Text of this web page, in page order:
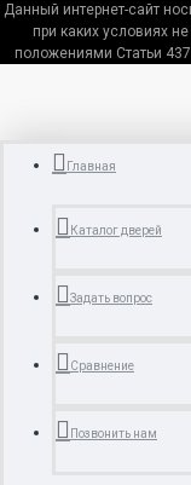
Данный интернет-сайт
при каких условиях
положениями Статьи
Главная
Каталог дверей
Задать вопрос
Сравнение
Позвонить нам